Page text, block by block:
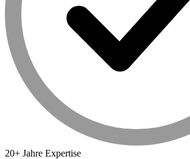
20+ Jahre Expertise